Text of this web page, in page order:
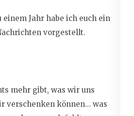
Jahr habe ich euch ein
vorgestellt.
mehr gibt, was wir uns
verschenken können… was